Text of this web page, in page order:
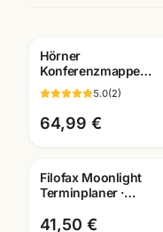
Hörner
Konferenzmappe
Echtleder ·
verschiedene
Ausfuehrungen ·
Bueroausstattung
5.0(2)
64,99 €
Filofax Moonlight
Terminplaner ·
Organizer · waehlbare
41,50 €